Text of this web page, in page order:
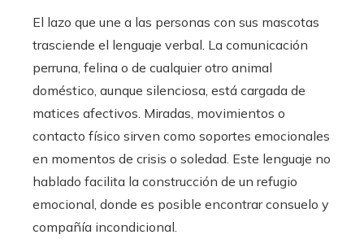
El lazo que une a las personas con sus mascotas
trasciende el lenguaje verbal. La comunicación
perruna, felina o de cualquier otro animal
doméstico, aunque silenciosa, está cargada de
matices afectivos. Miradas, movimientos o
contacto físico sirven como soportes emocionales
en momentos de crisis o soledad. Este lenguaje no
hablado facilita la construcción de un refugio
emocional, donde es posible encontrar consuelo y
compañía incondicional.